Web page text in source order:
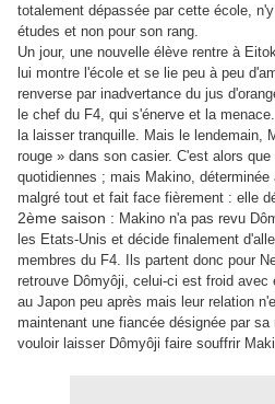
totalement dépassée par cette école,
études et non pour son rang.
Un jour, une nouvelle élève rentre à
lui montre l'école et se lie peu à peu
renverse par inadvertance du jus
le chef du F4, qui s'énerve et la
la laisser tranquille. Mais le lendemain,
rouge » dans son casier. C'est alors
quotidiennes ; mais Makino,
malgré tout et fait face fièrement : elle
2ème saison : Makino n'a pas revu
les Etats-Unis et décide finalement
membres du F4. Ils partent donc pour
retrouve Dômyôji, celui-ci est froid
au Japon peu après mais leur relation
maintenant une fiancée désignée par
vouloir laisser Dômyôji faire souffrir